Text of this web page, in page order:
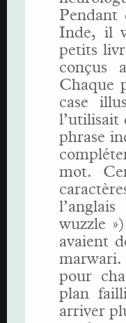
Pendant
Inde, il
petits
conçus
Chaque
case
l’utilisait
phrase
mot.
wuzzle
avaient
pour
plan
arriver